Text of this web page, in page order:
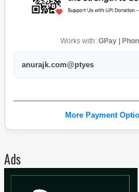
Works with: GPay |
anurajk.com@ptyes
More Payment
Ads